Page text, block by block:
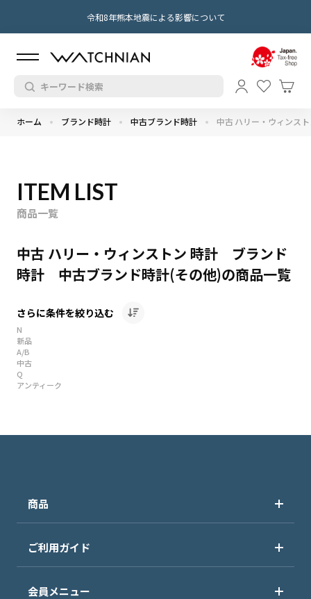
令和8年熊本地震による影響について
ホーム ブランド時計 中古ブランド時計 中古 ハリー・ウィンス
ITEM LIST
商品一覧
中古 ハリー・ウィンストン 時計 ブランド
時計 中古ブランド時計(その他)の商品一覧
さらに条件を絞り込む
N
新品
A/B
中古
Q
アンティーク
商品
ご利用ガイド
会員メニュー